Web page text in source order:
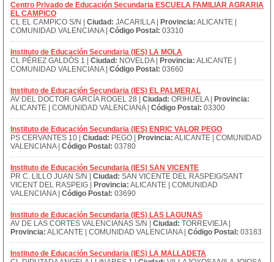
Centro Privado de Educación Secundaria ESCUELA FAMILIAR AGRARIA
EL CAMPICO
CL EL CAMPICO S/N | Ciudad: JACARILLA | Provincia: ALICANTE |
COMUNIDAD VALENCIANA | Código Postal: 03310
Instituto de Educación Secundaria (IES) LA MOLA
CL PÉREZ GALDÓS 1 | Ciudad: NOVELDA | Provincia: ALICANTE |
COMUNIDAD VALENCIANA | Código Postal: 03660
Instituto de Educación Secundaria (IES) EL PALMERAL
AV DEL DOCTOR GARCÍA ROGEL 28 | Ciudad: ORIHUELA |
Provincia:
ALICANTE | COMUNIDAD VALENCIANA | Código Postal: 03300
Instituto de Educación Secundaria (IES) ENRIC VALOR PEGO
PS CERVANTES 10 | Ciudad: PEGO | Provincia: ALICANTE | COMUNIDAD
VALENCIANA | Código Postal: 03780
Instituto de Educación Secundaria (IES) SAN VICENTE
PR C. LILLO JUAN S/N | Ciudad: SAN VICENTE DEL RASPEIG/SANT
VICENT DEL RASPEIG |
Provincia: ALICANTE | COMUNIDAD
VALENCIANA | Código Postal: 03690
Instituto de Educación Secundaria (IES) LAS LAGUNAS
AV DE LAS CORTES VALENCIANAS S/N | Ciudad: TORREVIEJA |
Provincia: ALICANTE | COMUNIDAD VALENCIANA | Código Postal: 03183
Instituto de Educación Secundaria (IES) LA MALLADETA